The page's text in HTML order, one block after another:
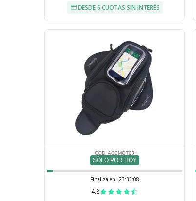
DESDE 6 CUOTAS SIN INTERÉS
COD. ACCMOT03
SÓLO POR HOY
Finaliza en: 23:32:07
4.8